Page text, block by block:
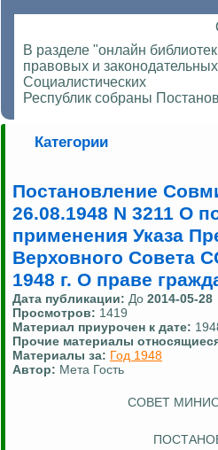
В разделе "онлайн
правовых и
Социалистических
Республик собраны
Категории
Постановление
26.08.1948 N 3211 О
применения Указа
Верховного Совета
1948 г. О праве
Дата публикации: До 2014-05-28
Просмотров: 1419
Материал приурочен к дате:
Прочие материалы
Материалы за: Год 1948
Автор: Мета Гость
СОВЕТ